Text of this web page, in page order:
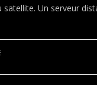
satellite. Un serveur